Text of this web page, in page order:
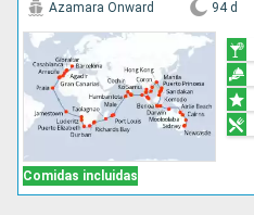
Comidas incluidas
Azamara Onward 94 d